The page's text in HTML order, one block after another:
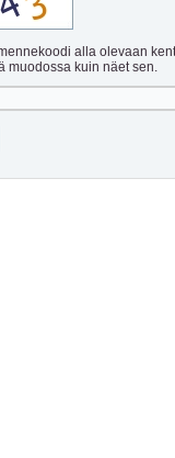
alla olevaan
muodossa kuin näet sen.